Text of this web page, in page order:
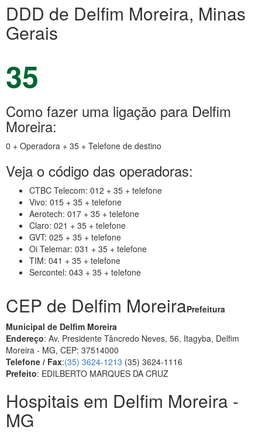
DDD de Delfim Moreira, Minas
Gerais
35
Como fazer uma ligação para Delfim
Moreira:
0 + Operadora + 35 + Telefone de destino
Veja o código das operadoras:
CTBC Telecom: 012 + 35 + telefone
Vivo: 015 + 35 + telefone
Aerotech: 017 + 35 + telefone
Claro: 021 + 35 + telefone
GVT: 025 + 35 + telefone
Oi Telemar: 031 + 35 + telefone
TIM: 041 + 35 + telefone
Sercontel: 043 + 35 + telefone
CEP de Delfim MoreiraPrefeitura
Municipal de Delfim Moreira
Endereço: Av. Presidente Tâncredo Neves, 56, Itagyba, Delfim
Moreira - MG, CEP: 37514000
Telefone / Fax:(35) 3624-1213 (35) 3624-1116
Prefeito: EDILBERTO MARQUES DA CRUZ
Hospitais em Delfim Moreira -
MG